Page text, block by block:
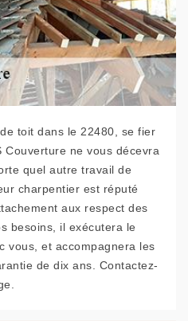
toit dans le 22480, se fier
Couverture ne vous décevra
quel autre travail de
charpentier est réputé
aux respect des
besoins, il exécutera le
vous, et accompagnera les
de dix ans. Contactez-